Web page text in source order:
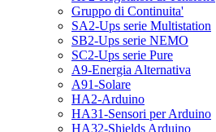
Gruppo di Continuita'
SA2-Ups serie Multistation
SB2-Ups serie NEMO
SC2-Ups serie Pure
A9-Energia Alternativa
A91-Solare
HA2-Arduino
HA31-Sensori per Arduino
HA32-Shields Arduino